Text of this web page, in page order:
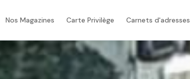
Nos Magazines Carte Privilège Carnets d'adresses